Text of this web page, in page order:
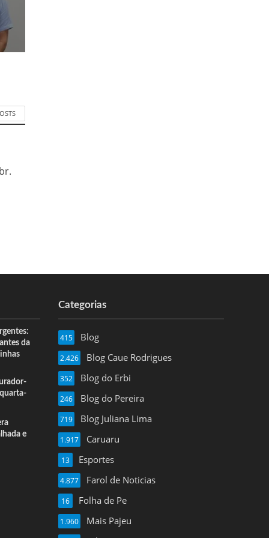
da
e
Categorias
Blog
415
Blog Caue Rodrigues
2.426
Blog do Erbi
352
Blog do Pereira
246
Blog Juliana Lima
719
Caruaru
1.917
Esportes
13
Farol de Noticias
4.877
Folha de Pe
16
Mais Pajeu
1.960